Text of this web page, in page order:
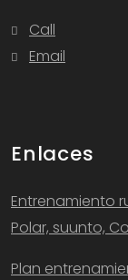
Call
Email
Enlaces
Entrenamiento
Polar, suunto,
Plan